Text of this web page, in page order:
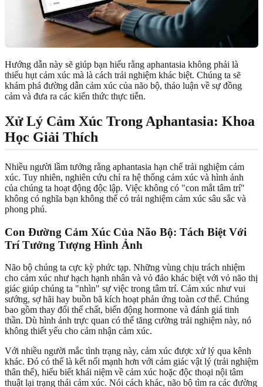
Hướng dẫn này sẽ giúp bạn hiểu rằng aphantasia không phải là
thiếu hụt cảm xúc mà là cách trải nghiệm khác biệt. Chúng ta sẽ
khám phá đường dẫn cảm xúc của não bộ, thảo luận về sự đồng
cảm và đưa ra các kiến thức thực tiễn.
Xử Lý Cảm Xúc Trong Aphantasia: Khoa
Học Giải Thích
Nhiều người lầm tưởng rằng aphantasia hạn chế trải nghiệm cảm
xúc. Tuy nhiên, nghiên cứu chỉ ra hệ thống cảm xúc và hình ảnh
của chúng ta hoạt động độc lập. Việc không có "con mắt tâm trí"
không có nghĩa bạn không thể có trải nghiệm cảm xúc sâu sắc và
phong phú.
Con Đường Cảm Xúc Của Não Bộ: Tách Biệt Với
Trí Tưởng Tượng Hình Ảnh
Não bộ chúng ta cực kỳ phức tạp. Những vùng chịu trách nhiệm
cho cảm xúc như hạch hạnh nhân và vỏ đảo khác biệt với vỏ não thị
giác giúp chúng ta "nhìn" sự việc trong tâm trí. Cảm xúc như vui
sướng, sợ hãi hay buồn bã kích hoạt phản ứng toàn cơ thể. Chúng
bao gồm thay đổi thể chất, biến động hormone và đánh giá tinh
thần. Dù hình ảnh trực quan có thể tăng cường trải nghiệm này, nó
không thiết yếu cho cảm nhận cảm xúc.
Với nhiều người mắc tình trạng này, cảm xúc được xử lý qua kênh
khác. Đó có thể là kết nối mạnh hơn với cảm giác vật lý (trải nghiệm
thân thể), hiểu biết khái niệm về cảm xúc hoặc độc thoại nội tâm
thuật lại trạng thái cảm xúc. Nói cách khác, não bộ tìm ra các đường